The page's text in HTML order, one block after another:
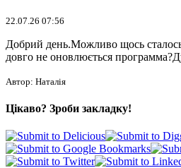
22.07.26 07:56
Добрий день.Можливо щось
довго не оновлюється
Автор: Наталія
Цікаво? Зроби закладку!